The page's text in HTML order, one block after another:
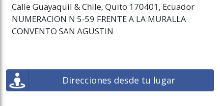
Calle Guayaquil & Chile, Quito 170401, Ecuador
NUMERACION N 5-59 FRENTE A LA MURALLA
CONVENTO SAN AGUSTIN
Direcciones desde tu lugar